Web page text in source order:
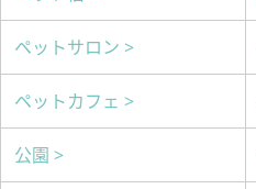
ペットサロン >
ペットカフェ >
公園 >